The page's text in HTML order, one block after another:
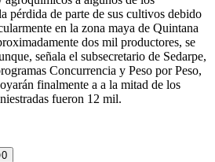
pérdida de parte de sus cultivos debido
en la zona maya de Quintana
dos mil productores, se
señala el subsecretario de Sedarpe,
Concurrencia y Peso por Peso,
finalmente a a la mitad de los
fueron 12 mil.
0